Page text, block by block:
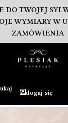
DO TWOJEJ
WYMIARY W
ZAMÓWIENIA
wyszukiwarkę
Zaloguj się